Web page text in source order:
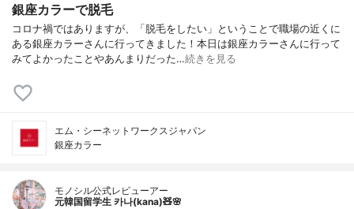
銀座カラーで脱毛
コロナ禍ではありますが、「脱毛をしたい」ということで職場の近くに
ある銀座カラーさんに行ってきました！本日は銀座カラーさんに行って
みてよかったことやあんまりだった…続きを見る
エム・シーネットワークスジャパン
銀座カラー
モノシル公式レビューアー
元韓国留学生 카나(kana)🧸🌸